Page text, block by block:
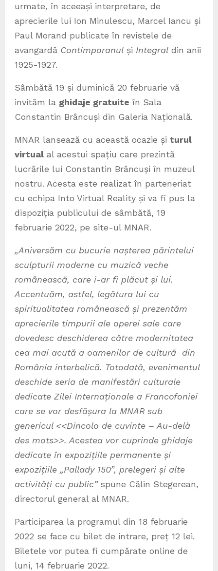
urmate, în aceeași interpretare, de
aprecierile lui Ion Minulescu, Marcel Iancu și
Paul Morand publicate în revistele de
avangardă Contimporanul și Integral din anii
1925-1927.
Sâmbătă 19 și duminică 20 februarie vă
invităm la ghidaje gratuite în Sala
Constantin Brâncuși din Galeria Națională.
MNAR lansează cu această ocazie și turul
virtual al acestui spațiu care prezintă
lucrările lui Constantin Brâncuși în muzeul
nostru. Acesta este realizat în parteneriat
cu echipa Into Virtual Reality și va fi pus la
dispoziția publicului de sâmbătă, 19
februarie 2022, pe site-ul MNAR.
„Aniversăm cu bucurie nașterea părintelui
sculpturii moderne cu muzică veche
românească, care i-ar fi plăcut și lui.
Accentuăm, astfel, legătura lui cu
spiritualitatea românească și prezentăm
aprecierile timpurii ale operei sale care
dovedesc deschiderea către modernitatea
cea mai acută a oamenilor de cultură din
România interbelică. Totodată, evenimentul
deschide seria de manifestări culturale
dedicate Zilei Internaționale a Francofoniei
care se vor desfășura la MNAR sub
genericul <<Dincolo de cuvinte – Au-delà
des mots>>. Acestea vor cuprinde ghidaje
dedicate în expozițiile permanente și
expozițiile „Pallady 150”, prelegeri și alte
activități cu public” spune Călin Stegerean,
directorul general al MNAR.
Participarea la programul din 18 februarie
2022 se face cu bilet de intrare, preț 12 lei.
Biletele vor putea fi cumpărate online de
luni, 14 februarie 2022.